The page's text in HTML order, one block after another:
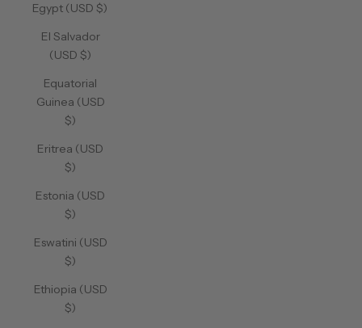
Egypt (USD $)
El Salvador
(USD $)
Equatorial
Guinea (USD
$)
Eritrea (USD
$)
Estonia (USD
$)
Eswatini (USD
$)
Ethiopia (USD
$)